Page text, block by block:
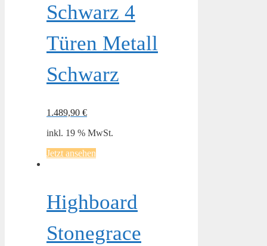
Schwarz 4
Türen Metall
Schwarz
1.489,90 €
inkl. 19 % MwSt.
Jetzt ansehen
Highboard
Stonegrace